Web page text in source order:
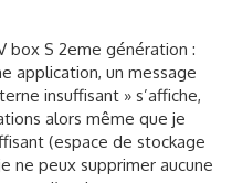
box S 2eme génération :
application, un message
insuffisant » s’affiche,
alors même que je
(espace de stockage
ne peux supprimer aucune